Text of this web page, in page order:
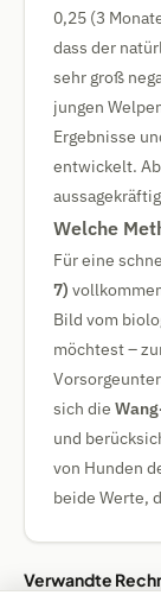
0,25 (3
dass der
sehr groß
jungen
Ergebnisse
entwickelt.
Welche
Für eine
7)
Bild vom
möchtest –
sich die
und
von Hunden
beide Werte,
Verwandte